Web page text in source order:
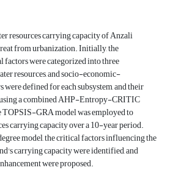
resources carrying capacity of Anzali
from urbanization. Initially, the
were categorized into three
resources, and socio-economic-
defined for each subsystem, and their
a combined AHP-Entropy-CRITIC
TOPSIS-GRA model was employed to
carrying capacity over a 10-year period.
model, the critical factors influencing the
carrying capacity were identified, and
were proposed.